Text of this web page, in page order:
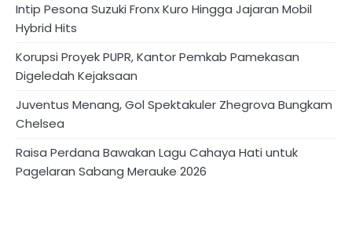
Intip Pesona Suzuki Fronx Kuro Hingga Jajaran Mobil
Hybrid Hits
Korupsi Proyek PUPR, Kantor Pemkab Pamekasan
Digeledah Kejaksaan
Juventus Menang, Gol Spektakuler Zhegrova Bungkam
Chelsea
Raisa Perdana Bawakan Lagu Cahaya Hati untuk
Pagelaran Sabang Merauke 2026